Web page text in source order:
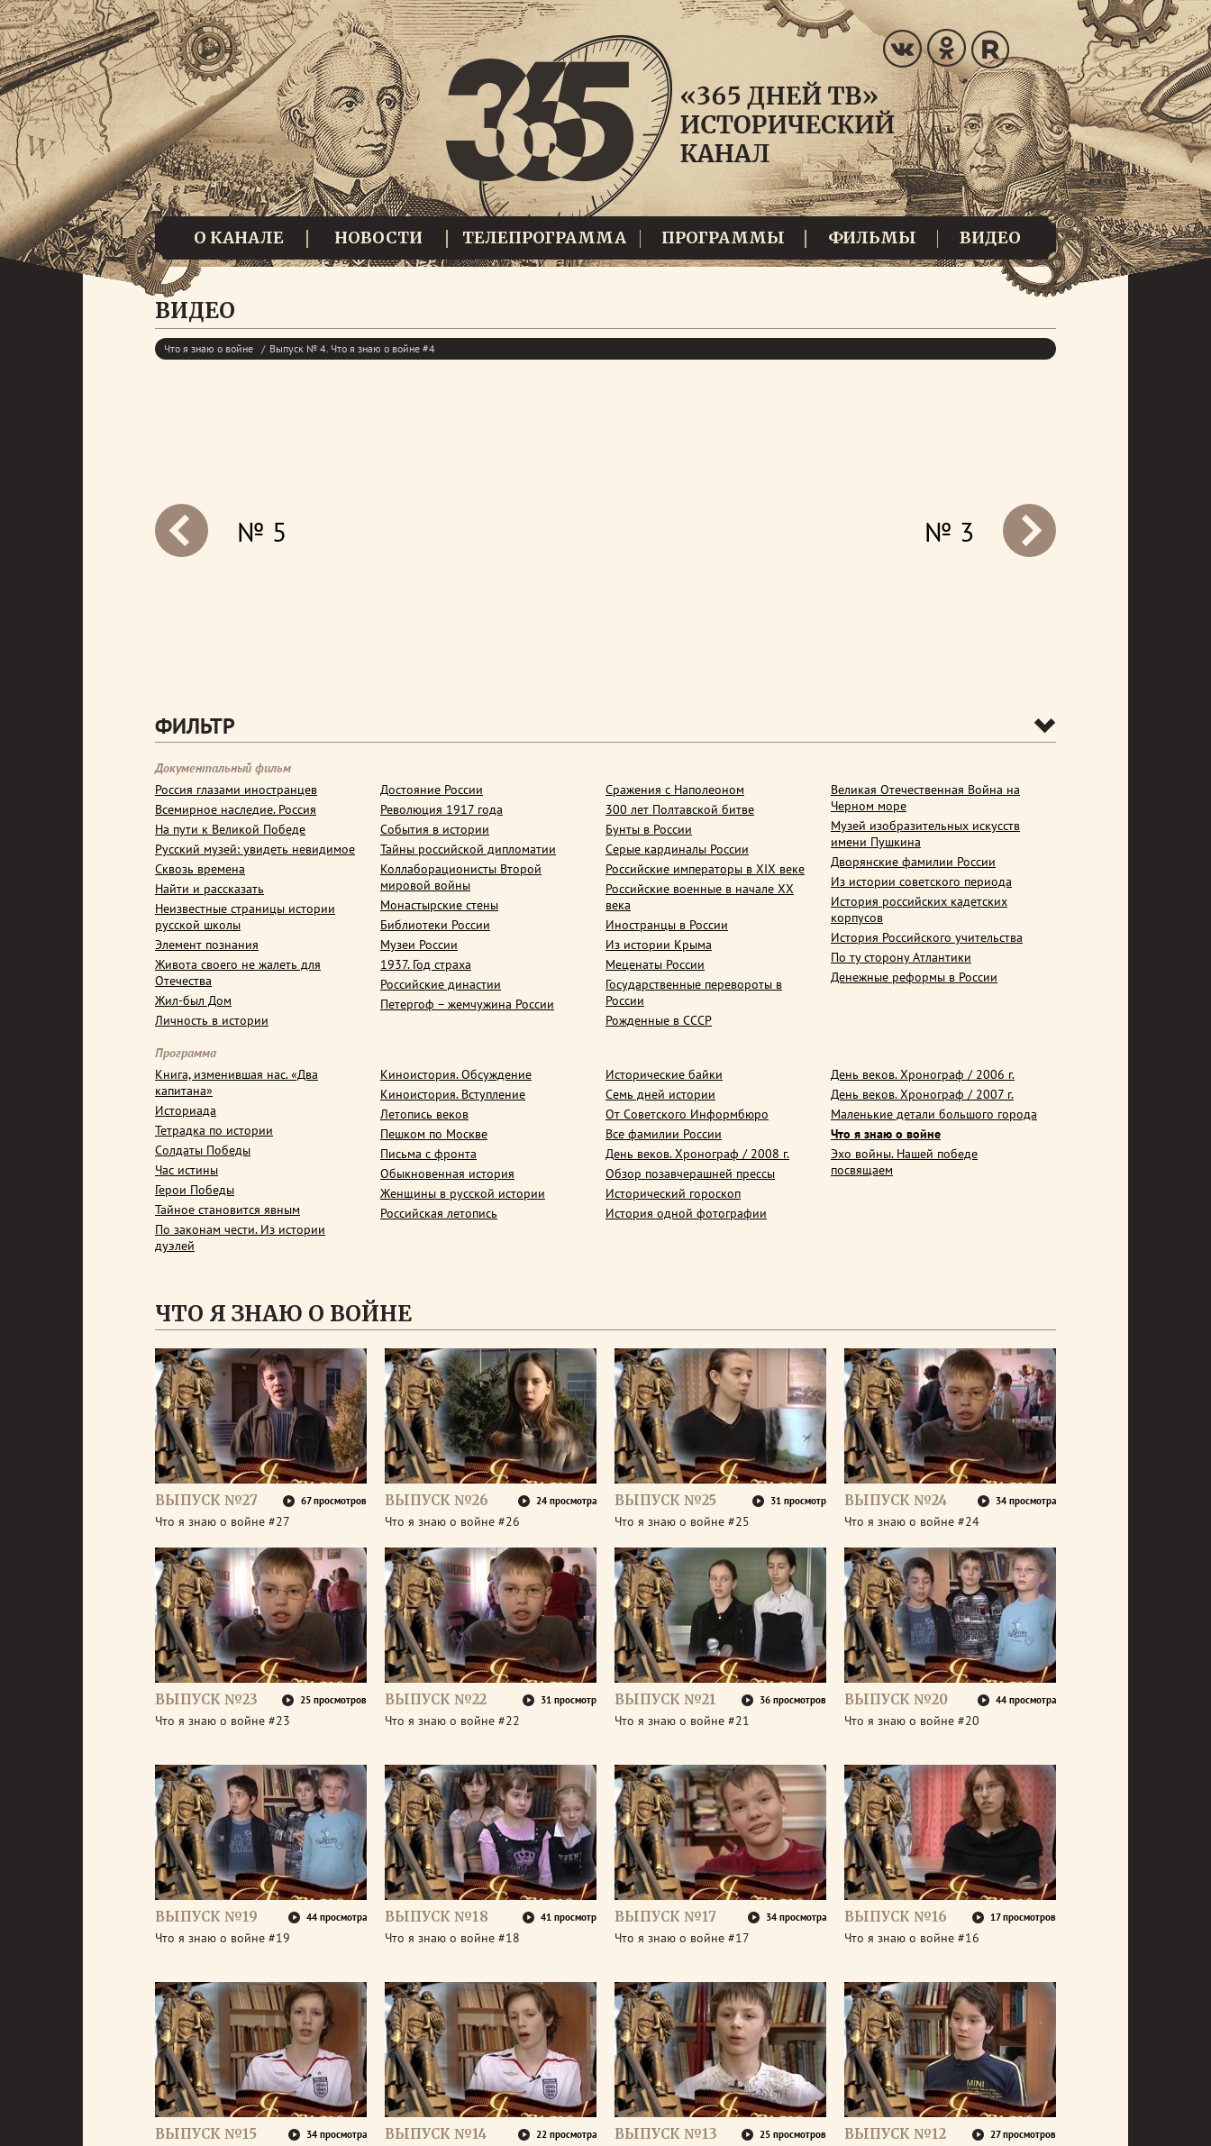
О КАНАЛЕ НОВОСТИ ТЕЛЕПРОГРАММА ПРОГРАММЫ ФИЛЬМЫ ВИДЕО
ВИДЕО
Что я знаю о войне Выпуск № 4. Что я знаю о войне #4
№ 3
№ 5
ФИЛЬТР
Документальный фильм
Россия глазами иностранцев
Всемирное наследие. Россия
На пути к Великой Победе
Русский музей: увидеть невидимое
Сквозь времена
Найти и рассказать
Неизвестные страницы истории
русской школы
Элемент познания
Живота своего не жалеть для
Отечества
Жил-был Дом
Личность в истории
Достояние России
Революция 1917 года
События в истории
Тайны российской дипломатии
Коллаборационисты Второй
мировой войны
Монастырские стены
Библиотеки России
Музеи России
1937. Год страха
Российские династии
Петергоф – жемчужина России
Сражения с Наполеоном
300 лет Полтавской битве
Бунты в России
Серые кардиналы России
Российские императоры в XIX веке
Российские военные в начале ХХ
века
Иностранцы в России
Из истории Крыма
Меценаты России
Государственные перевороты в
России
Рожденные в СССР
Великая Отечественная Война на
Черном море
Музей изобразительных искусств
имени Пушкина
Дворянские фамилии России
Из истории советского периода
История российских кадетских
корпусов
История Российского учительства
По ту сторону Атлантики
Денежные реформы в России
Программа
Книга, изменившая нас. «Два
капитана»
Историада
Тетрадка по истории
Солдаты Победы
Час истины
Герои Победы
Тайное становится явным
По законам чести. Из истории
дуэлей
Киноистория. Обсуждение
Киноистория. Вступление
Летопись веков
Пешком по Москве
Письма с фронта
Обыкновенная история
Женщины в русской истории
Российская летопись
Исторические байки
Семь дней истории
От Советского Информбюро
Все фамилии России
День веков. Хронограф / 2008 г.
Обзор позавчерашней прессы
Исторический гороскоп
История одной фотографии
День веков. Хронограф / 2006 г.
День веков. Хронограф / 2007 г.
Маленькие детали большого города
Что я знаю о войне
Эхо войны. Нашей победе
посвящаем
ЧТО Я ЗНАЮ О ВОЙНЕ
ВЫПУСК №27 67 просмотров
Что я знаю о войне #27
ВЫПУСК №26 24 просмотра
Что я знаю о войне #26
ВЫПУСК №25 31 просмотр
Что я знаю о войне #25
ВЫПУСК №24 34 просмотра
Что я знаю о войне #24
ВЫПУСК №23 25 просмотров
Что я знаю о войне #23
ВЫПУСК №22 31 просмотр
Что я знаю о войне #22
ВЫПУСК №21 36 просмотров
Что я знаю о войне #21
ВЫПУСК №20 44 просмотра
Что я знаю о войне #20
ВЫПУСК №19 44 просмотра
Что я знаю о войне #19
ВЫПУСК №18 41 просмотр
Что я знаю о войне #18
ВЫПУСК №17 34 просмотра
Что я знаю о войне #17
ВЫПУСК №16 17 просмотров
Что я знаю о войне #16
ВЫПУСК №15 34 просмотра ВЫПУСК №14 22 просмотра ВЫПУСК №13 25 просмотров ВЫПУСК №12 27 просмотров